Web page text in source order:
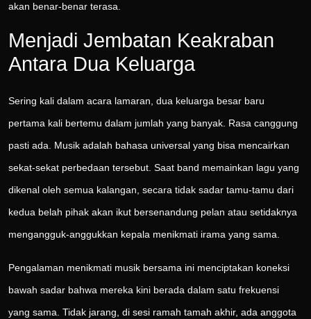
akan benar-benar terasa.
Menjadi Jembatan Keakraban
Antara Dua Keluarga
Sering kali dalam acara lamaran, dua keluarga besar baru
pertama kali bertemu dalam jumlah yang banyak. Rasa canggung
pasti ada. Musik adalah bahasa universal yang bisa mencairkan
sekat-sekat perbedaan tersebut. Saat band memainkan lagu yang
dikenal oleh semua kalangan, secara tidak sadar tamu-tamu dari
kedua belah pihak akan ikut bersenandung pelan atau setidaknya
mengangguk-anggukkan kepala menikmati irama yang sama.
Pengalaman menikmati musik bersama ini menciptakan koneksi
bawah sadar bahwa mereka kini berada dalam satu frekuensi
yang sama. Tidak jarang, di sesi ramah tamah akhir, ada anggota